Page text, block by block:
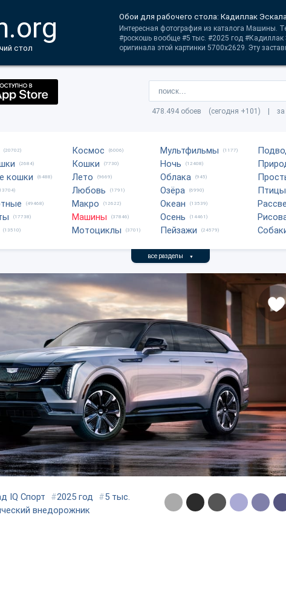
стол
Обои для рабочего стола: Кадиллак
Интересная фотография из каталога Машины.
#роскошь вообще #5 тыс. #2025 год #Кадиллак
оригинала этой картинки 5700x2629. Эту
478.494 обоев (сегодня +101) | за
(20702)
(2684)
кошки (6488)
(49468)
(17738)
(13510)
Космос (6006)
Кошки (7730)
Лето (9669)
Любовь (1791)
Макро (12622)
Машины (37846)
Мотоциклы (3701)
Мультфильмы (1177)
Ночь (12408)
Облака (945)
Озёра (6990)
Океан (13539)
Осень (14461)
Пейзажи (24579)
Птицы
все разделы ▼
IQ Спорт #2025 год #5 тыс.
внедорожник